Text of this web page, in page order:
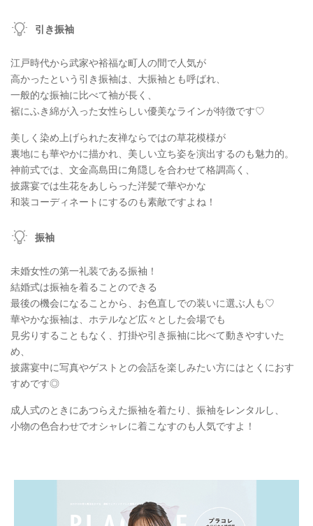
引き振袖
江戸時代から武家や裕福な町人の間で人気が
高かったという引き振袖は、大振袖とも呼ばれ、
一般的な振袖に比べて袖が長く、
裾にふき綿が入った女性らしい優美なラインが特徴です♡
美しく染め上げられた友禅ならではの草花模様が
裏地にも華やかに描かれ、美しい立ち姿を演出するのも魅力的。
神前式では、文金高島田に角隠しを合わせて格調高く、
披露宴では生花をあしらった洋髪で華やかな
和装コーディネートにするのも素敵ですよね！
振袖
未婚女性の第一礼装である振袖！
結婚式は振袖を着ることのできる
最後の機会になることから、お色直しでの装いに選ぶ人も♡
華やかな振袖は、ホテルなど広々とした会場でも
見劣りすることもなく、打掛や引き振袖に比べて動きやすいた
め、
披露宴中に写真やゲストとの会話を楽しみたい方にはとくにおす
すめです◎
成人式のときにあつらえた振袖を着たり、振袖をレンタルし、
小物の色合わせでオシャレに着こなすのも人気ですよ！